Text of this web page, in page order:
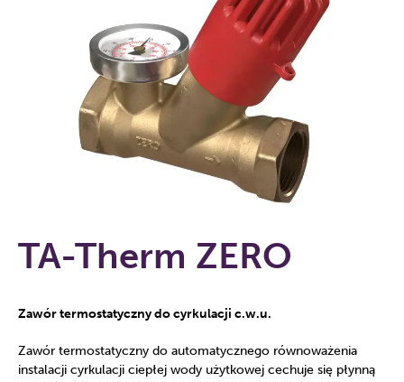
TA-Therm ZERO
Zawór termostatyczny do cyrkulacji c.w.u.
Zawór termostatyczny do automatycznego równoważenia
instalacji cyrkulacji ciepłej wody użytkowej cechuje się płynną